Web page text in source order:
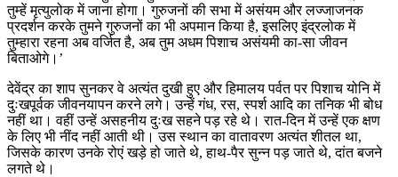
तुम्हें मृत्युलोक में जाना होगा। गुरुजनों की सभा में असंयम और लज्जाजनक
प्रदर्शन करके तुमने गुरुजनों का भी अपमान किया है, इसलिए इंद्रलोक में
तुम्हारा रहना अब वर्जित है, अब तुम अधम पिशाच असंयमी का-सा जीवन
बिताओगे।’
देवेंद्र का शाप सुनकर वे अत्यंत दुखी हुए और हिमालय पर्वत पर पिशाच योनि में
दुःखपूर्वक जीवनयापन करने लगे। उन्हें गंध, रस, स्पर्श आदि का तनिक भी बोध
नहीं था। वहीं उन्हें असहनीय दुःख सहने पड़ रहे थे। रात-दिन में उन्हें एक क्षण
के लिए भी नींद नहीं आती थी। उस स्थान का वातावरण अत्यंत शीतल था,
जिसके कारण उनके रोएं खड़े हो जाते थे, हाथ-पैर सुन्न पड़ जाते थे, दांत बजने
लगते थे।